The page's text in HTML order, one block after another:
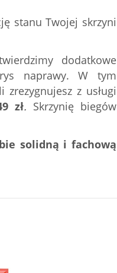
stanu Twojej skrzyni
dodatkowe
naprawy. W tym
z usługi
zł. Skrzynię biegów
solidną i fachową